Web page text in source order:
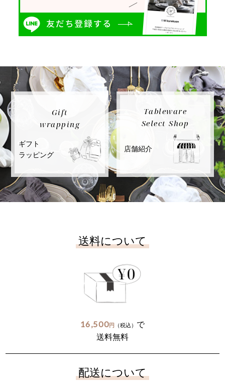
Gift
wrapping
ギフト
ラッピング
Tableware
Select Shop
店舗紹介
送料について
16,500円 （税込） で
送料無料
配送について